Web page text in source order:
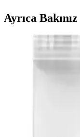
Ayrıca Bakınız
Somonlu Yavru
Güçlü Bağışıklık
Yavru kedinizin
içeren somonlu
MEO Kedi
İçeriğiyle Sağlıklı